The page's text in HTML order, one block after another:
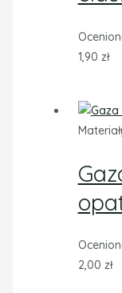
1,90 zł
2,00 zł